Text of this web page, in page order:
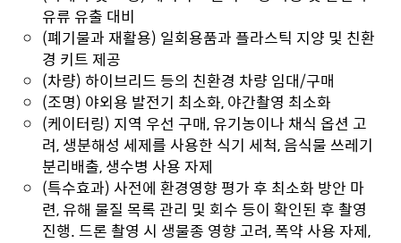
유류 유출 대비
(폐기물과 재활용) 일회용품과 플라스틱 지양 및 친환
경 키트 제공
(차량) 하이브리드 등의 친환경 차량 임대/구매
(조명) 야외용 발전기 최소화, 야간촬영 최소화
(케이터링) 지역 우선 구매, 유기농이나 채식 옵션 고
려, 생분해성 세제를 사용한 식기 세척, 음식물 쓰레기
분리배출, 생수병 사용 자제
(특수효과) 사전에 환경영향 평가 후 최소화 방안 마
련, 유해 물질 목록 관리 및 회수 등이 확인된 후 촬영
진행. 드론 촬영 시 생물종 영향 고려, 폭약 사용 자제,